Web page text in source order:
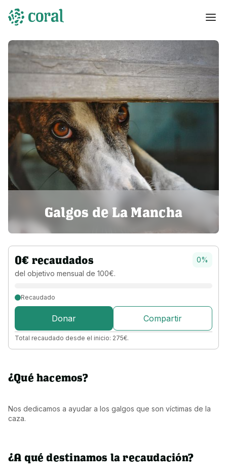
Galgos de La Mancha
0€ recaudados
del objetivo mensual de 100€.
0%
Recaudado
Donar Compartir
Total recaudado desde el inicio: 275€.
¿Qué hacemos?
Nos dedicamos a ayudar a los galgos que son víctimas de la
caza.
¿A qué destinamos la recaudación?